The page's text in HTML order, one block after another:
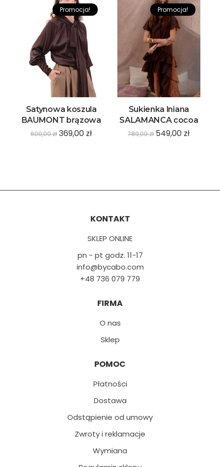
Promocja!
Satynowa koszula
BAUMONT brązowa
600,00zł 369,00 zł
Promocja!
Sukienka lniana
SALAMANCA cocoa
789,00zł 549,00 zł
KONTAKT
SKLEP ONLINE
pn - pt godz. 11-17
info@bycabo.com
+48 736 079 779
FIRMA
O nas
Sklep
POMOC
Płatności
Dostawa
Odstąpienie od umowy
Zwroty i reklamacje
Wymiana